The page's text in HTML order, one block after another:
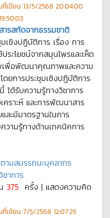
ที่เขียน 13/5/2568 20:04:00
ารสกัดจากธรรมชาติ
เชิงปฏิบัติการ เรื่อง การ
ระโยชน์จากสมุนไพรและเห็ด
เพื่อพัฒนาคุณภาพและความ
การประชุมเชิงปฏิบัติการ
ได้รับความรู้ทางวิชาการ
คราะห์ และการพัฒนาสาร
ะมีมาตรฐานในการ
วามรู้ทางด้านเทคนิคการ
ามสมรรถนะบุคลากร
าการ
375 ครั้ง | แสดงความคิด
ที่เขียน 7/5/2568 12:07:25